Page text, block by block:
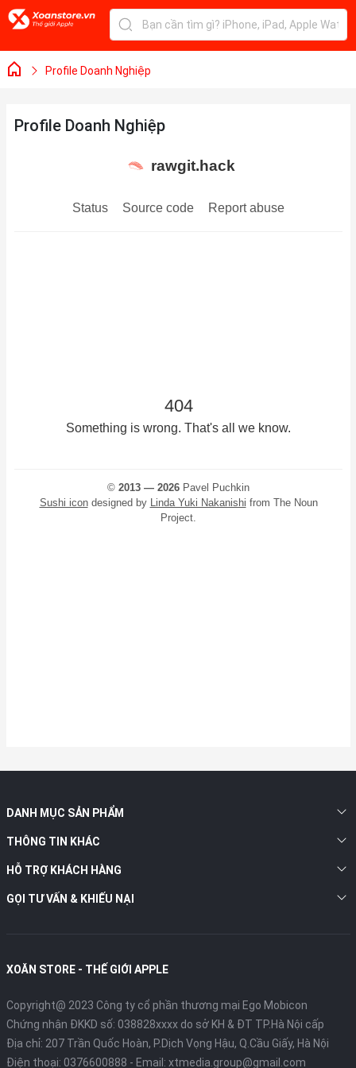
Profile Doanh Nghiệp
Profile Doanh Nghiệp
DANH MỤC SẢN PHẨM
THÔNG TIN KHÁC
HỖ TRỢ KHÁCH HÀNG
GỌI TƯ VẤN & KHIẾU NẠI
XOĂN STORE - THẾ GIỚI APPLE
Copyright@ 2023 Công ty cổ phần thương mại Ego Mobicon
Chứng nhận ĐKKD số: 038828xxxx do sở KH & ĐT TP.Hà Nội cấp
Địa chỉ: 207 Trần Quốc Hoàn, P.Dịch Vọng Hậu, Q.Cầu Giấy, Hà Nội
Điện thoại: 0376600888 - Email: xtmedia.group@gmail.com